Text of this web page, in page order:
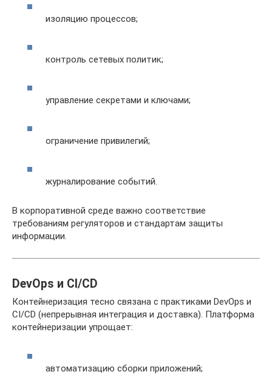
изоляцию процессов;
контроль сетевых политик;
управление секретами и ключами;
ограничение привилегий;
журналирование событий.
В корпоративной среде важно соответствие
требованиям регуляторов и стандартам защиты
информации.
DevOps и CI/CD
Контейнеризация тесно связана с практиками DevOps и
CI/CD (непрерывная интеграция и доставка). Платформа
контейнеризации упрощает:
автоматизацию сборки приложений;